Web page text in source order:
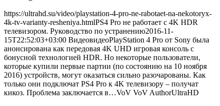
https://ultrahd.su/video/playstation-4-pro-ne-rabotaet-na-nekotoryx-
4k-tv-varianty-resheniya.htmlPS4 Pro не работает с 4K HDR
телевизором. Руководство по устранению2016-11-
15T22:52:03+03:00 ВидеовидеоPlayStation 4 Pro от Sony была
анонсирована как передовая 4K UHD игровая консоль с
бонусной технологией HDR. Но некоторые пользователи,
которые купили первые партии (по состоянию на 10 ноября
2016) устройств, могут оказаться сильно разочарованы. Как
только они подключат PS4 Pro к 4K телевизору – получат
кикоз. Проблема заключается в…VoV VoV AuthorUltraHD